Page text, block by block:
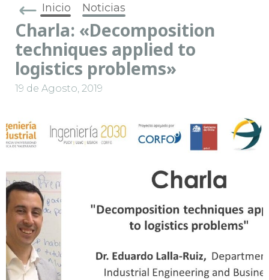
Inicio Noticias
Charla: «Decomposition
techniques applied to
logistics problems»
19 de Agosto, 2019